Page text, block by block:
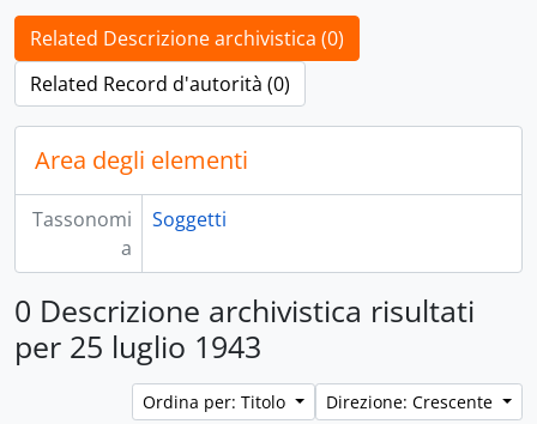
Related Descrizione archivistica (0)
Related Record d'autorità (0)
Area degli elementi
Tassonomi
a
Soggetti
0 Descrizione archivistica risultati
per 25 luglio 1943
Ordina per: Titolo Direzione: Crescente